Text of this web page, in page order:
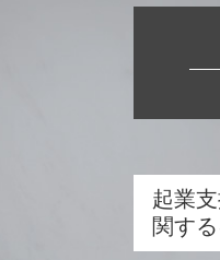
起業
関す